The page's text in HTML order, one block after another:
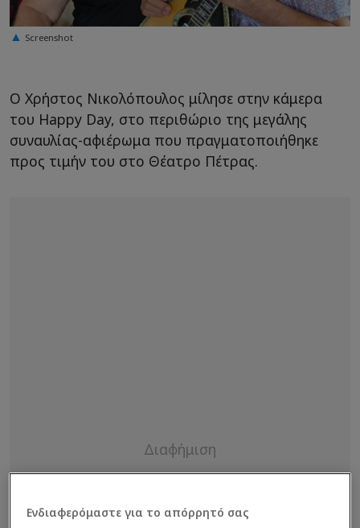
Screenshot
Ο Χρήστος Νικολόπουλος μίλησε στην κάμερα
του Happy Day, στο περιθώριο της μεγάλης
συναυλίας-αφιέρωμα που πραγματοποιήθηκε
προς τιμήν του στο Θέατρο Πέτρας.
Ενδιαφερόμαστε για το απόρρητό σας